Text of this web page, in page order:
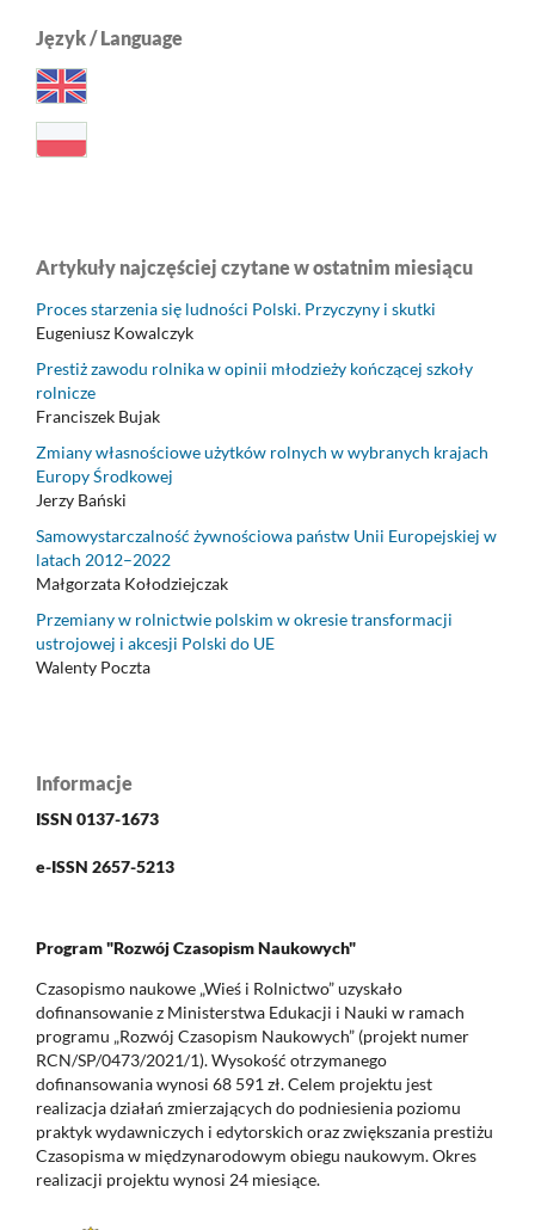
Język / Language
Artykuły najczęściej czytane w ostatnim miesiącu
Proces starzenia się ludności Polski. Przyczyny i skutki
Eugeniusz Kowalczyk
Prestiż zawodu rolnika w opinii młodzieży kończącej szkoły
rolnicze
Franciszek Bujak
Zmiany własnościowe użytków rolnych w wybranych krajach
Europy Środkowej
Jerzy Bański
Samowystarczalność żywnościowa państw Unii Europejskiej w
latach 2012–2022
Małgorzata Kołodziejczak
Przemiany w rolnictwie polskim w okresie transformacji
ustrojowej i akcesji Polski do UE
Walenty Poczta
Informacje
ISSN 0137-1673
e-ISSN 2657-5213
Program "Rozwój Czasopism Naukowych"
Czasopismo naukowe „Wieś i Rolnictwo” uzyskało
dofinansowanie z Ministerstwa Edukacji i Nauki w ramach
programu „Rozwój Czasopism Naukowych” (projekt numer
RCN/SP/0473/2021/1). Wysokość otrzymanego
dofinansowania wynosi 68 591 zł. Celem projektu jest
realizacja działań zmierzających do podniesienia poziomu
praktyk wydawniczych i edytorskich oraz zwiększania prestiżu
Czasopisma w międzynarodowym obiegu naukowym. Okres
realizacji projektu wynosi 24 miesiące.